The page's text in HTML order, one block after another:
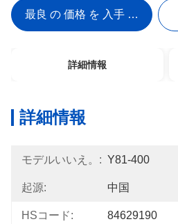
最良 の 価格 を 入手 する
詳細情報
詳細情報
モデルいいえ。: Y81-400
起源: 中国
HSコード: 84629190